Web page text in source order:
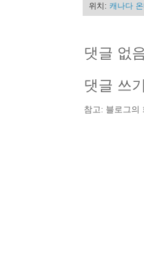
위치: 캐나다
댓글 없
댓글 쓰기
참고: 블로그의